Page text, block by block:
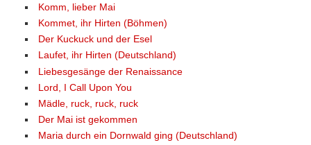
Komm, lieber Mai
Kommet, ihr Hirten (Böhmen)
Der Kuckuck und der Esel
Laufet, ihr Hirten (Deutschland)
Liebesgesänge der Renaissance
Lord, I Call Upon You
Mädle, ruck, ruck, ruck
Der Mai ist gekommen
Maria durch ein Dornwald ging (Deutschland)